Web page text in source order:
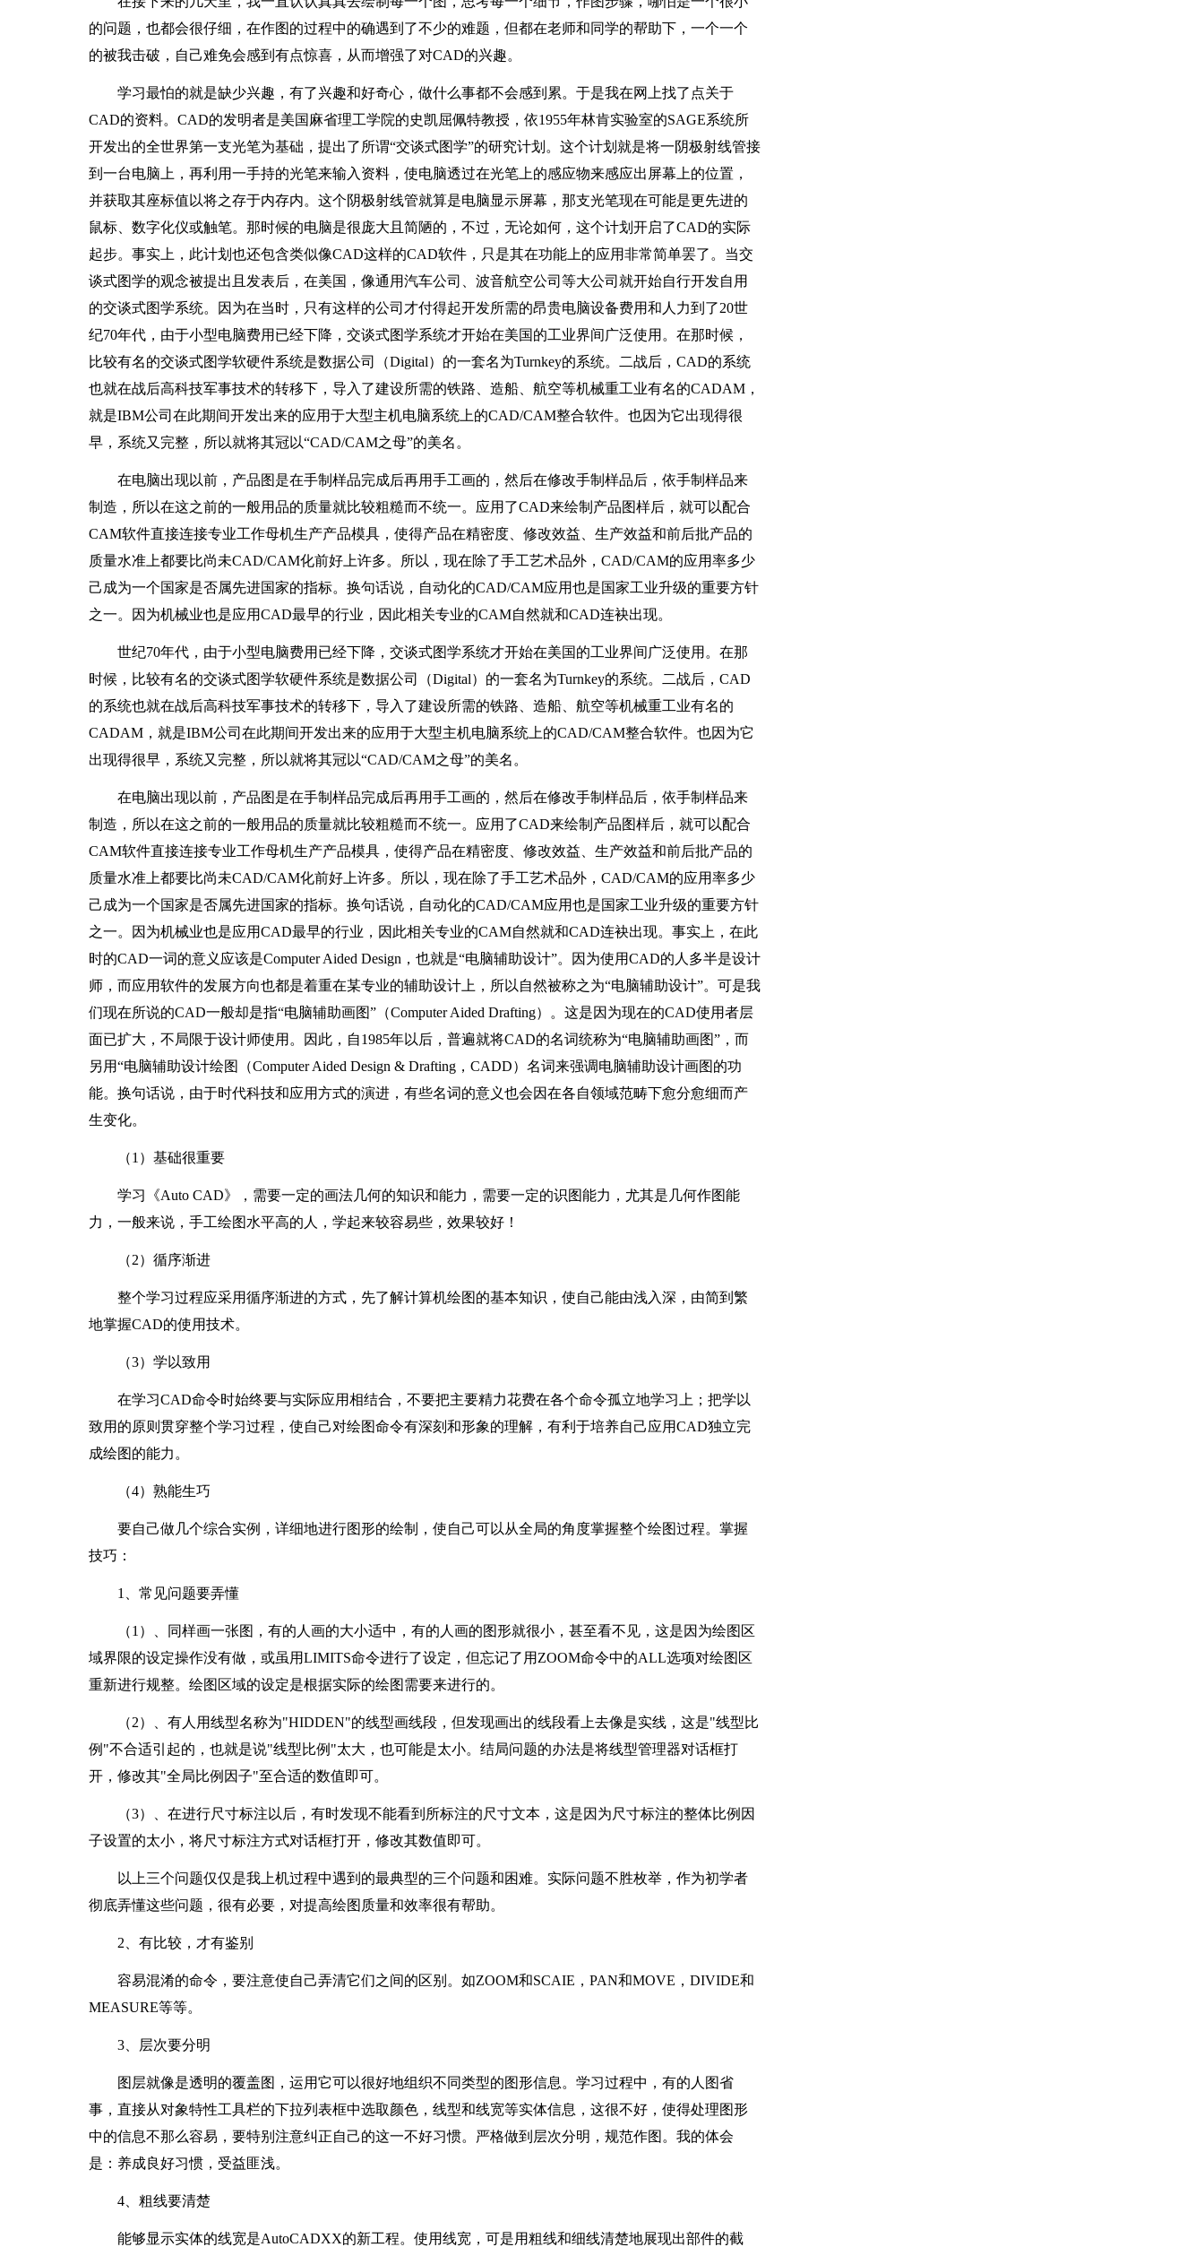
的问题，也都会很仔细，在作图的过程中的确遇到了不少的难题，但都在老师和同学的帮助下，一个一个
的被我击破，自己难免会感到有点惊喜，从而增强了对CAD的兴趣。
学习最怕的就是缺少兴趣，有了兴趣和好奇心，做什么事都不会感到累。于是我在网上找了点关于
CAD的资料。CAD的发明者是美国麻省理工学院的史凯屈佩特教授，依1955年林肯实验室的SAGE系统所
开发出的全世界第一支光笔为基础，提出了所谓“交谈式图学”的研究计划。这个计划就是将一阴极射线管接
到一台电脑上，再利用一手持的光笔来输入资料，使电脑透过在光笔上的感应物来感应出屏幕上的位置，
并获取其座标值以将之存于内存内。这个阴极射线管就算是电脑显示屏幕，那支光笔现在可能是更先进的
鼠标、数字化仪或触笔。那时候的电脑是很庞大且简陋的，不过，无论如何，这个计划开启了CAD的实际
起步。事实上，此计划也还包含类似像CAD这样的CAD软件，只是其在功能上的应用非常简单罢了。当交
谈式图学的观念被提出且发表后，在美国，像通用汽车公司、波音航空公司等大公司就开始自行开发自用
的交谈式图学系统。因为在当时，只有这样的公司才付得起开发所需的昂贵电脑设备费用和人力到了20世
纪70年代，由于小型电脑费用已经下降，交谈式图学系统才开始在美国的工业界间广泛使用。在那时候，
比较有名的交谈式图学软硬件系统是数据公司（Digital）的一套名为Turnkey的系统。二战后，CAD的系统
也就在战后高科技军事技术的转移下，导入了建设所需的铁路、造船、航空等机械重工业有名的CADAM，
就是IBM公司在此期间开发出来的应用于大型主机电脑系统上的CAD/CAM整合软件。也因为它出现得很
早，系统又完整，所以就将其冠以“CAD/CAM之母”的美名。
在电脑出现以前，产品图是在手制样品完成后再用手工画的，然后在修改手制样品后，依手制样品来
制造，所以在这之前的一般用品的质量就比较粗糙而不统一。应用了CAD来绘制产品图样后，就可以配合
CAM软件直接连接专业工作母机生产产品模具，使得产品在精密度、修改效益、生产效益和前后批产品的
质量水准上都要比尚未CAD/CAM化前好上许多。所以，现在除了手工艺术品外，CAD/CAM的应用率多少
己成为一个国家是否属先进国家的指标。换句话说，自动化的CAD/CAM应用也是国家工业升级的重要方针
之一。因为机械业也是应用CAD最早的行业，因此相关专业的CAM自然就和CAD连袂出现。
世纪70年代，由于小型电脑费用已经下降，交谈式图学系统才开始在美国的工业界间广泛使用。在那
时候，比较有名的交谈式图学软硬件系统是数据公司（Digital）的一套名为Turnkey的系统。二战后，CAD
的系统也就在战后高科技军事技术的转移下，导入了建设所需的铁路、造船、航空等机械重工业有名的
CADAM，就是IBM公司在此期间开发出来的应用于大型主机电脑系统上的CAD/CAM整合软件。也因为它
出现得很早，系统又完整，所以就将其冠以“CAD/CAM之母”的美名。
在电脑出现以前，产品图是在手制样品完成后再用手工画的，然后在修改手制样品后，依手制样品来
制造，所以在这之前的一般用品的质量就比较粗糙而不统一。应用了CAD来绘制产品图样后，就可以配合
CAM软件直接连接专业工作母机生产产品模具，使得产品在精密度、修改效益、生产效益和前后批产品的
质量水准上都要比尚未CAD/CAM化前好上许多。所以，现在除了手工艺术品外，CAD/CAM的应用率多少
己成为一个国家是否属先进国家的指标。换句话说，自动化的CAD/CAM应用也是国家工业升级的重要方针
之一。因为机械业也是应用CAD最早的行业，因此相关专业的CAM自然就和CAD连袂出现。事实上，在此
时的CAD一词的意义应该是Computer Aided Design，也就是“电脑辅助设计”。因为使用CAD的人多半是设计
师，而应用软件的发展方向也都是着重在某专业的辅助设计上，所以自然被称之为“电脑辅助设计”。可是我
们现在所说的CAD一般却是指“电脑辅助画图”（Computer Aided Drafting）。这是因为现在的CAD使用者层
面已扩大，不局限于设计师使用。因此，自1985年以后，普遍就将CAD的名词统称为“电脑辅助画图”，而
另用“电脑辅助设计绘图（Computer Aided Design & Drafting，CADD）名词来强调电脑辅助设计画图的功
能。换句话说，由于时代科技和应用方式的演进，有些名词的意义也会因在各自领域范畴下愈分愈细而产
生变化。
（1）基础很重要
学习《Auto CAD》，需要一定的画法几何的知识和能力，需要一定的识图能力，尤其是几何作图能
力，一般来说，手工绘图水平高的人，学起来较容易些，效果较好！
（2）循序渐进
整个学习过程应采用循序渐进的方式，先了解计算机绘图的基本知识，使自己能由浅入深，由简到繁
地掌握CAD的使用技术。
（3）学以致用
在学习CAD命令时始终要与实际应用相结合，不要把主要精力花费在各个命令孤立地学习上；把学以
致用的原则贯穿整个学习过程，使自己对绘图命令有深刻和形象的理解，有利于培养自己应用CAD独立完
成绘图的能力。
（4）熟能生巧
要自己做几个综合实例，详细地进行图形的绘制，使自己可以从全局的角度掌握整个绘图过程。掌握
技巧：
1、常见问题要弄懂
（1）、同样画一张图，有的人画的大小适中，有的人画的图形就很小，甚至看不见，这是因为绘图区
域界限的设定操作没有做，或虽用LIMITS命令进行了设定，但忘记了用ZOOM命令中的ALL选项对绘图区
重新进行规整。绘图区域的设定是根据实际的绘图需要来进行的。
（2）、有人用线型名称为"HIDDEN"的线型画线段，但发现画出的线段看上去像是实线，这是"线型比
例"不合适引起的，也就是说"线型比例"太大，也可能是太小。结局问题的办法是将线型管理器对话框打
开，修改其"全局比例因子"至合适的数值即可。
（3）、在进行尺寸标注以后，有时发现不能看到所标注的尺寸文本，这是因为尺寸标注的整体比例因
子设置的太小，将尺寸标注方式对话框打开，修改其数值即可。
以上三个问题仅仅是我上机过程中遇到的最典型的三个问题和困难。实际问题不胜枚举，作为初学者
彻底弄懂这些问题，很有必要，对提高绘图质量和效率很有帮助。
2、有比较，才有鉴别
容易混淆的命令，要注意使自己弄清它们之间的区别。如ZOOM和SCAIE，PAN和MOVE，DIVIDE和
MEASURE等等。
3、层次要分明
图层就像是透明的覆盖图，运用它可以很好地组织不同类型的图形信息。学习过程中，有的人图省
事，直接从对象特性工具栏的下拉列表框中选取颜色，线型和线宽等实体信息，这很不好，使得处理图形
中的信息不那么容易，要特别注意纠正自己的这一不好习惯。严格做到层次分明，规范作图。我的体会
是：养成良好习惯，受益匪浅。
4、粗线要清楚
能够显示实体的线宽是AutoCADXX的新工程。使用线宽，可是用粗线和细线清楚地展现出部件的截